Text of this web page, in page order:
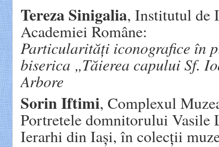
Tereza Sinigalia, Institutul de
Academiei Române:
Particularități iconografice în
biserica „Tăierea capului Sf.
Arbore
Sorin Iftimi, Complexul
Portretele domnitorului Vasile
Ierarhi din Iași, în colecții